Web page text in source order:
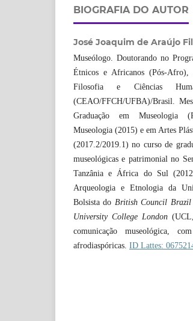
BIOGRAFIA DO AUTOR
José Joaquim de Araújo
Museólogo. Doutorando no
Étnicos e Africanos (Pós-Afro),
Filosofia e Ciências
(CEAO/FFCH/UFBA)/Brasil.
Graduação em Museologia
Museologia (2015) e em Artes
(2017.2/2019.1) no curso de
museológicas e patrimonial no
Tanzânia e África do Sul
Arqueologia e Etnologia da
Bolsista do British Council Brazil
University College London
comunicação museológica,
afrodiaspóricas. ID Lattes: